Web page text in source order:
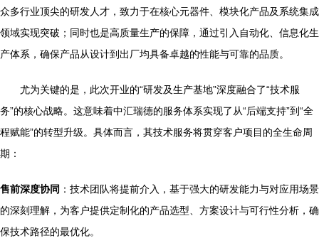
众多行业顶尖的研发人才，致力于在核心元器件、模块化产品及系统集成
领域实现突破；同时也是高质量生产的保障，通过引入自动化、信息化生
产体系，确保产品从设计到出厂均具备卓越的性能与可靠的品质。
尤为关键的是，此次开业的“研发及生产基地”深度融合了“技术服
务”的核心战略。这意味着中汇瑞德的服务体系实现了从“后端支持”到“全
程赋能”的转型升级。具体而言，其技术服务将贯穿客户项目的全生命周
期：
售前深度协同 ：技术团队将提前介入，基于强大的研发能力与对应用场景
的深刻理解，为客户提供定制化的产品选型、方案设计与可行性分析，确
保技术路径的最优化。